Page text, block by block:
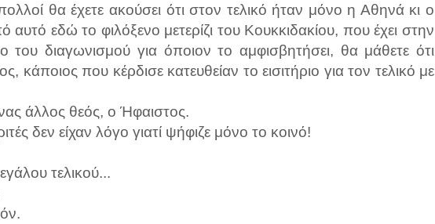
θα έχετε ακούσει ότι στον τελικό ήταν μόνο η Αθηνά κι ο
εδώ το φιλόξενο μετερίζι του Κουκκιδακίου, που έχει στην
του διαγωνισμού για όποιον το αμφισβητήσει, θα μάθετε ότι
κάποιος που κέρδισε κατευθείαν το εισιτήριο για τον τελικό με
άλλος θεός, ο Ήφαιστος.
δεν είχαν λόγο γιατί ψήφιζε μόνο το κοινό!
τελικού...